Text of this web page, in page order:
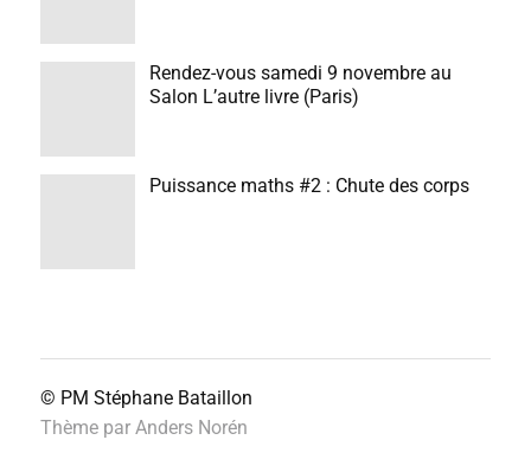
Rendez-vous samedi 9 novembre au
Salon L’autre livre (Paris)
Puissance maths #2 : Chute des corps
© PM Stéphane Bataillon
Thème par Anders Norén